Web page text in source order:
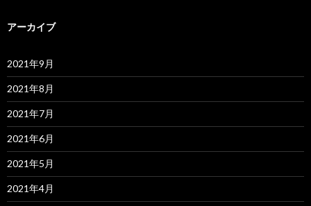
アーカイブ
2021年9月
2021年8月
2021年7月
2021年6月
2021年5月
2021年4月